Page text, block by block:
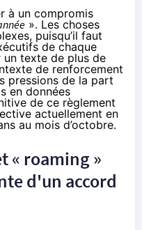
à un compromis
». Les choses
puisqu’il faut
de chaque
un texte de plus de
de renforcement
pressions de la part
en données
de ce règlement
actuellement en
au mois d’octobre.
« roaming »
d'un accord